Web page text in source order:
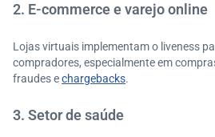
2. E-commerce e varejo online
Lojas virtuais implementam o liveness
compradores, especialmente em
fraudes echargebacks.​
3. Setor de saúde